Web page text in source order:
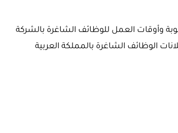
وأوقات العمل للوظائف الشاغرة بالشركة
الوظائف الشاغرة بالمملكة العربية